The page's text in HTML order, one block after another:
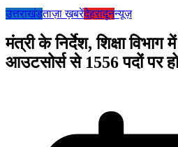
उत्तराखंडताज़ा ख़बरेंदेहरादूनन्यूज़
मंत्री के निर्देश, शिक्षा
आउटसोर्स से 1556 पदों पर